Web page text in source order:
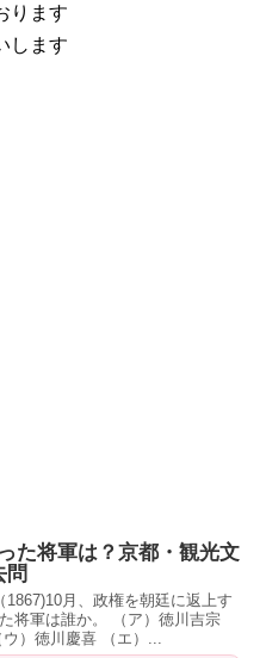
ります
します
た将軍は？京都・観光文
問
1867)10月、政権を朝廷に返上す
将軍は誰か。 （ア）徳川吉宗
）徳川慶喜 （エ）...